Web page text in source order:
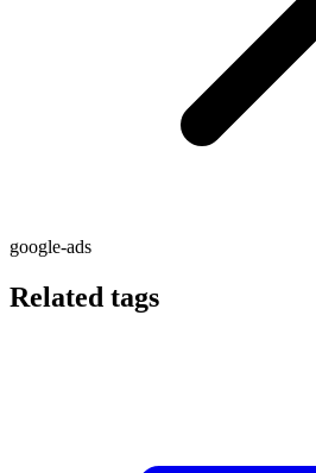
google-ads
Related tags